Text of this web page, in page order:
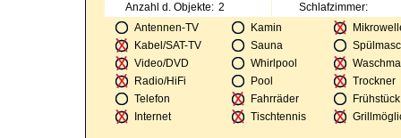
Anzahl d. Objekte: 2
Schlafzimmer:
Antennen-TV
Kamin
Kabel/SAT-TV
Sauna
Video/DVD
Whirlpool
Radio/HiFi
Pool
Trockner
Telefon
Fahrräder
Internet
Tischtennis